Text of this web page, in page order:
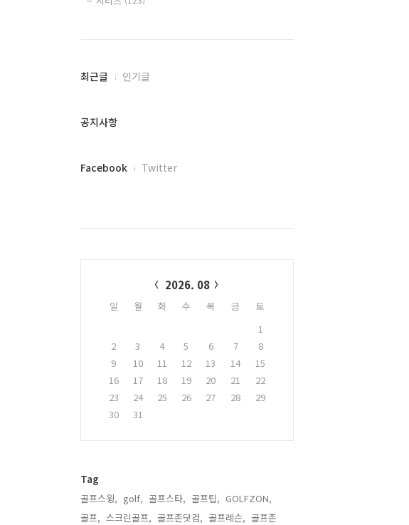
최
과
글
최근글 인기글
공지사항
페
Facebook Twitter
2026. 08
일 월 화 수 목 금
토
1
2
3 4 5 6 7
8
9
10 11 12 13 14
15
16
17 18 19 20 21
22
23
24 25 26 27 28
29
30
31
Tag
골프스윙, golf, 골프스타, 골프팁, GOLFZON,
골프, 스크린골프, 골프존닷컴, 골프레슨, 골프존,